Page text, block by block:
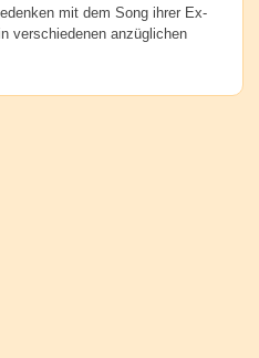
mit dem Song ihrer Ex-
verschiedenen anzüglichen